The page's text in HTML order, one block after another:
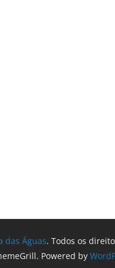
das Águas. Todos os
Powered by